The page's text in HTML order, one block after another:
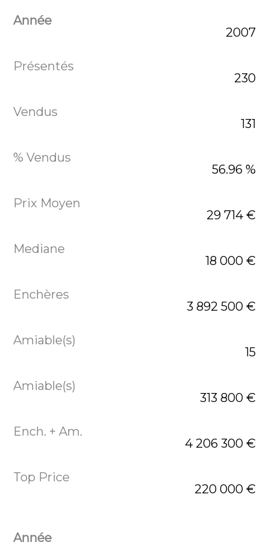
2007
230
131
56.96 %
29 714 €
18 000 €
3 892 500 €
15
313 800 €
4 206 300 €
220 000 €